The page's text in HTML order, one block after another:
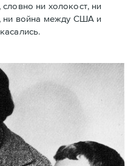
ни холокост, ни
ни война между США и